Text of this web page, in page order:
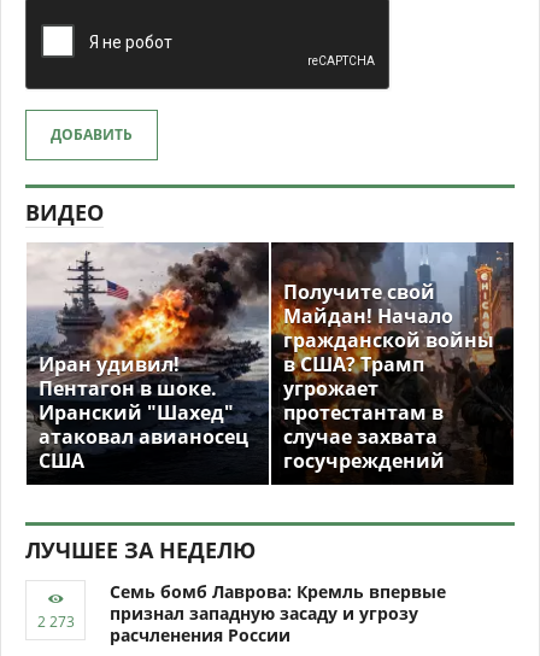
ДОБАВИТЬ
ВИДЕО
Иран удивил!
Пентагон в шоке.
Иранский "Шахед"
атаковал авианосец
США
Получите свой
Майдан! Начало
гражданской войны
в США? Трамп
угрожает
протестантам в
случае захвата
госучреждений
ЛУЧШЕЕ ЗА НЕДЕЛЮ
Семь бомб Лаврова: Кремль впервые
признал западную засаду и угрозу
расчленения России